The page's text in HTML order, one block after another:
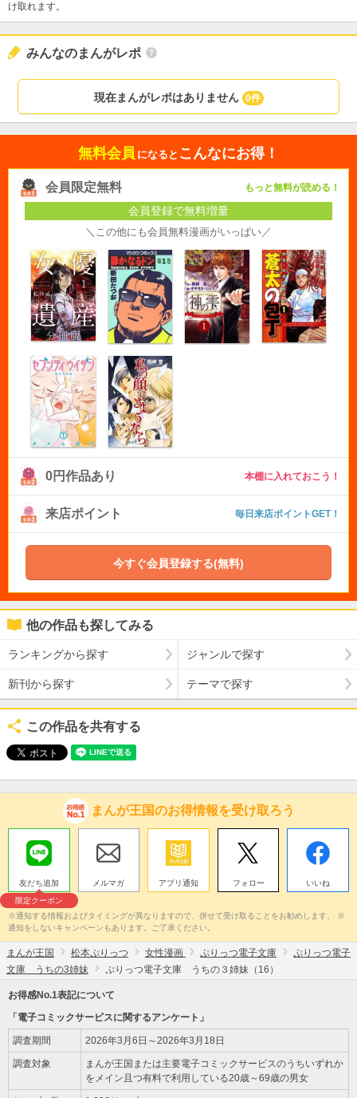
け取れます。
みんなのまんがレポ
現在まんがレポはありません 0件
無料会員 になると こんなにお得！
会員限定無料 もっと無料が読める！
会員登録で無料増量
＼この他にも会員無料漫画がいっぱい／
0円作品あり 本棚に入れておこう！
来店ポイント 毎日来店ポイントGET！
今すぐ会員登録する(無料)
他の作品も探してみる
ランキングから探す ジャンルで探す
新刊から探す テーマで探す
この作品を共有する
まんが王国のお得情報を受け取ろう
友だち追加
限定クーポン
メルマガ アプリ通知 フォロー いいね
※通知する情報およびタイミングが異なりますので、併せて受け取ることをお勧めします。 ※
通知をしないキャンペーンもあります。ご了承ください。
まんが王国 松本ぷりっつ 女性漫画 ぷりっつ電子文庫
ぷりっつ電子
文庫 うちの3姉妹
ぷりっつ電子文庫 うちの３姉妹（16）
お得感No.1表記について
「電子コミックサービスに関するアンケート」
調査期間 2026年3月6日～2026年3月18日
調査対象
まんが王国または主要電子コミックサービスのうちいずれか
をメイン且つ有料で利用している20歳～69歳の男女